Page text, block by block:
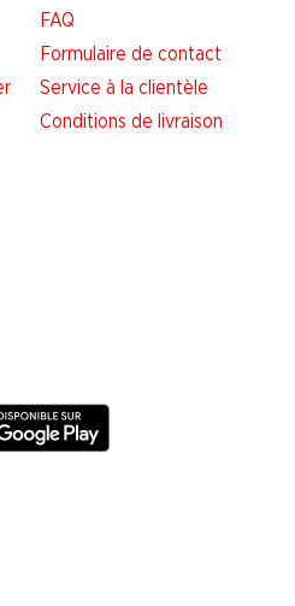
FAQ
Formulaire de contact
Service à la clientèle
Conditions de livraison